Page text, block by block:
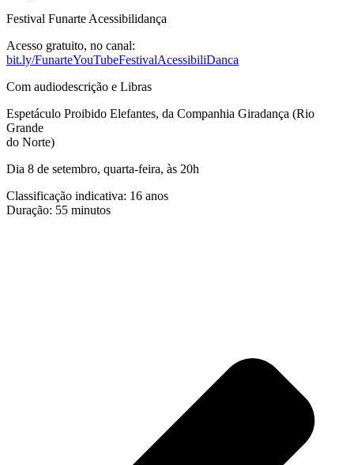
Festival Funarte Acessibilidança
Acesso gratuito, no canal:
bit.ly/FunarteYouTubeFestivalAcessibiliDanca
Com audiodescrição e Libras
Espetáculo Proibido Elefantes, da Companhia Giradança (Rio
Grande
do Norte)
Dia 8 de setembro, quarta-feira, às 20h
Classificação indicativa: 16 anos
Duração: 55 minutos